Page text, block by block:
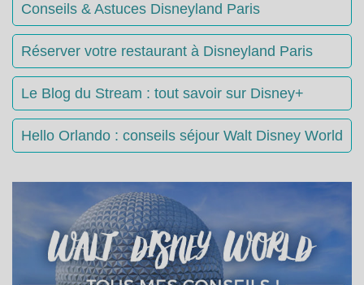
Conseils & Astuces Disneyland Paris
Réserver votre restaurant à Disneyland Paris
Le Blog du Stream : tout savoir sur Disney+
Hello Orlando : conseils séjour Walt Disney World